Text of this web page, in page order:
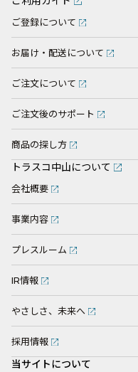
ご登録について
お届け・配送について
ご注文について
ご注文後のサポート
商品の探し方
トラスコ中山について
会社概要
事業内容
プレスルーム
IR情報
やさしさ、未来へ
採用情報
当サイトについて